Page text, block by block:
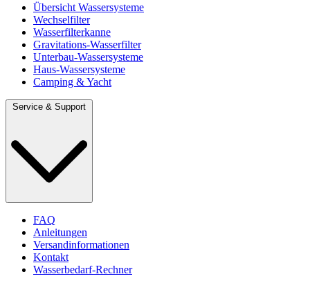
Übersicht Wassersysteme
Wechselfilter
Wasserfilterkanne
Gravitations-Wasserfilter
Unterbau-Wassersysteme
Haus-Wassersysteme
Camping & Yacht
Service & Support
FAQ
Anleitungen
Versandinformationen
Kontakt
Wasserbedarf-Rechner